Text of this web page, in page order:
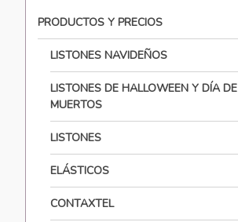
PRODUCTOS Y PRECIOS
LISTONES NAVIDEÑOS
LISTONES DE HALLOWEEN Y DÍA DE
MUERTOS
LISTONES
ELÁSTICOS
CONTAXTEL